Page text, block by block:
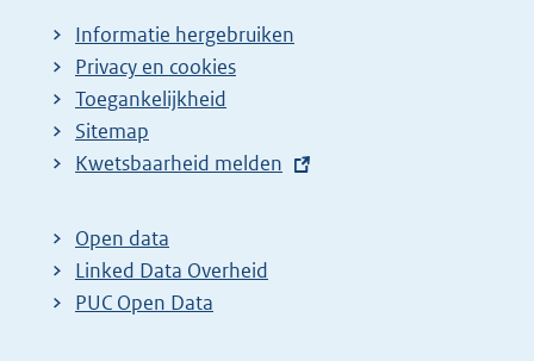
Informatie hergebruiken
Privacy en cookies
Toegankelijkheid
Sitemap
E
t
e
r
Kwetsbaarheid melden
Open data
Linked Data Overheid
PUC Open Data